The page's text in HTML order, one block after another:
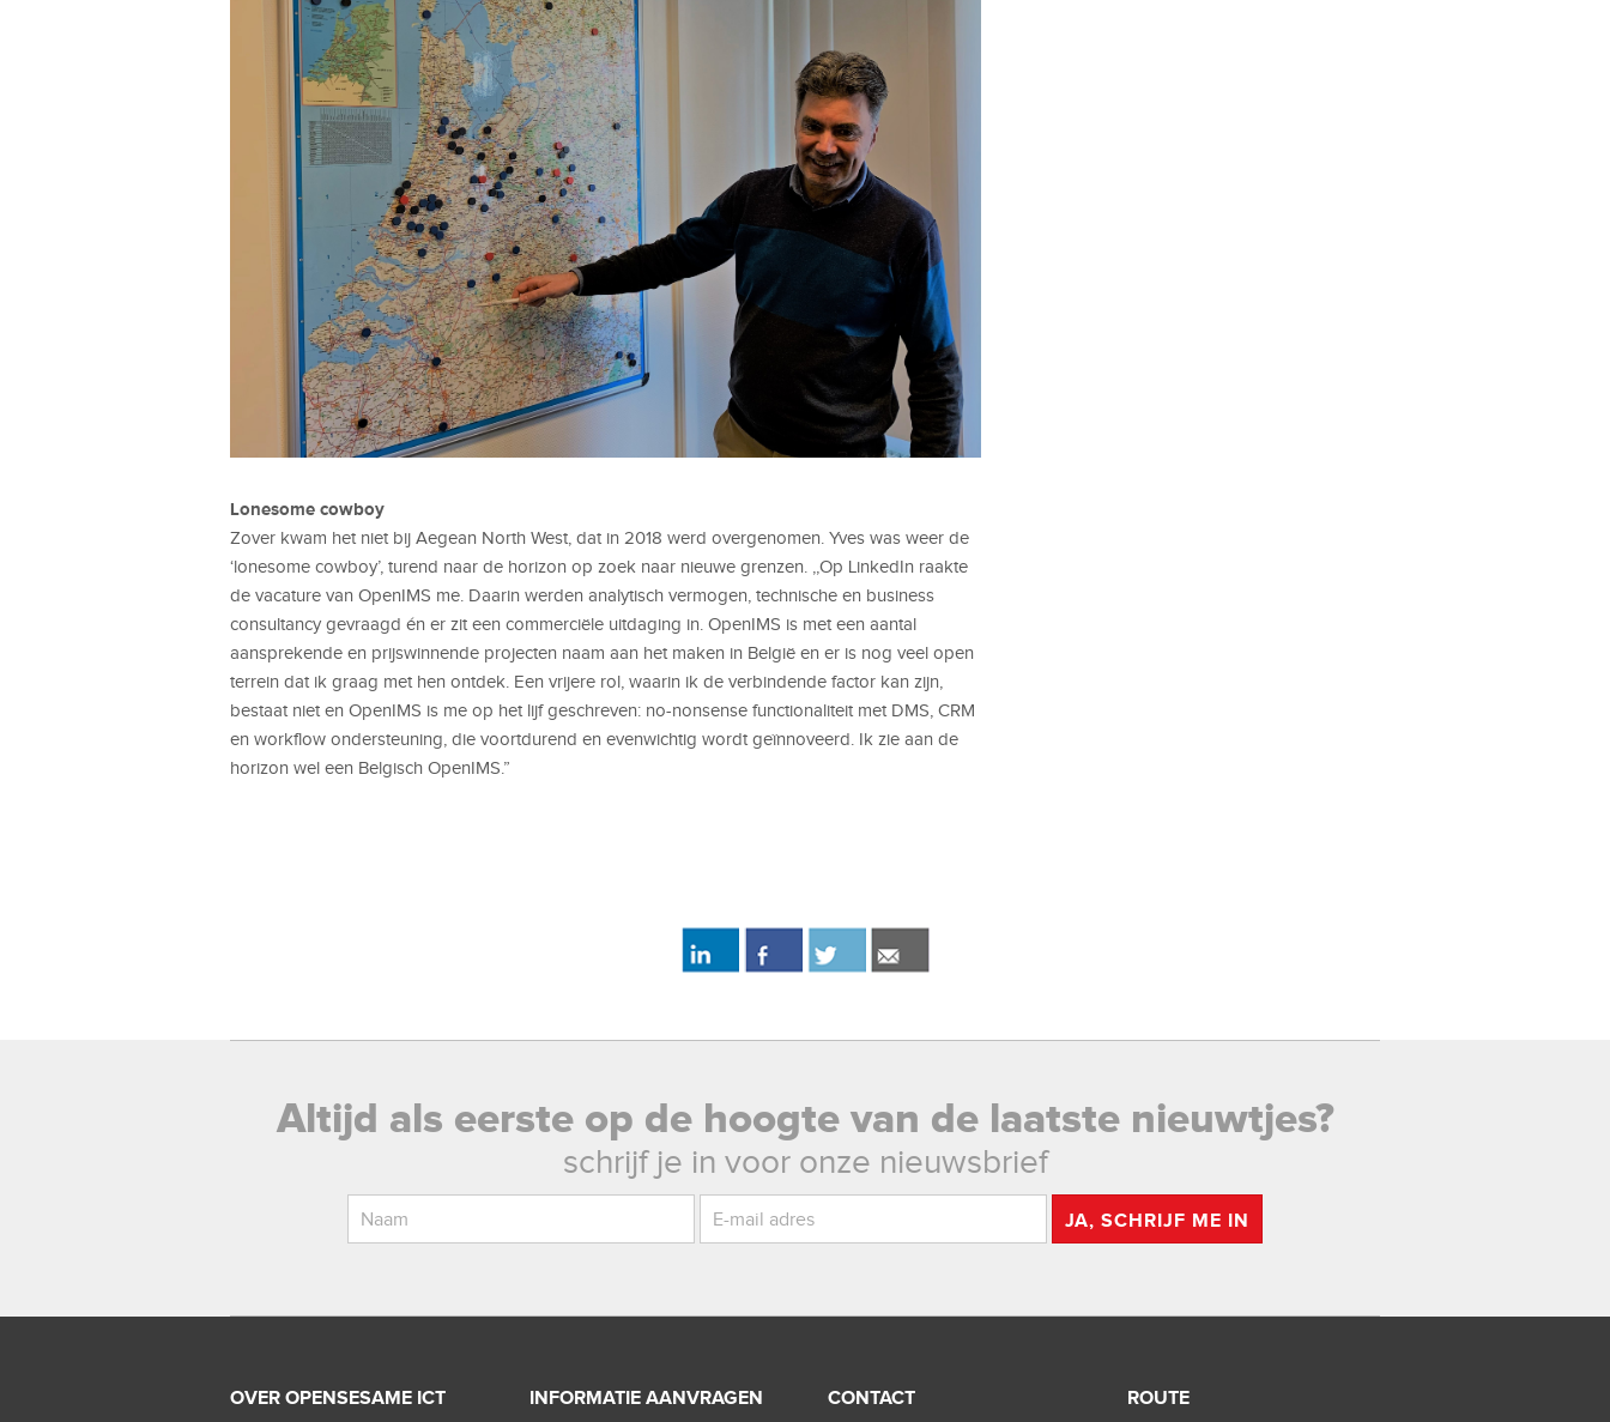
Lonesome cowboy
Zover kwam het niet bij Aegean North West, dat in 2018 werd overgenomen. Yves was weer de
‘lonesome cowboy’, turend naar de horizon op zoek naar nieuwe grenzen. ,,Op LinkedIn raakte
de vacature van OpenIMS me. Daarin werden analytisch vermogen, technische en business
consultancy gevraagd én er zit een commerciële uitdaging in. OpenIMS is met een aantal
aansprekende en prijswinnende projecten naam aan het maken in België en er is nog veel open
terrein dat ik graag met hen ontdek. Een vrijere rol, waarin ik de verbindende factor kan zijn,
bestaat niet en OpenIMS is me op het lijf geschreven: no-nonsense functionaliteit met DMS, CRM
en workflow ondersteuning, die voortdurend en evenwichtig wordt geïnnoveerd. Ik zie aan de
horizon wel een Belgisch OpenIMS.”
Altijd als eerste op de hoogte van de laatste nieuwtjes?
schrijf je in voor onze nieuwsbrief
JA, SCHRIJF ME IN
OVER OPENSESAME ICT INFORMATIE AANVRAGEN CONTACT ROUTE